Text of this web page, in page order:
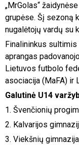
„MrGolas“
grupėse. Šį sezoną
nugalėtojų vardų su
Finalininkus sultimis
aprangas
Lietuvos futbolo
asociacija (MaFA) ir
Galutinė U14
1. Švenčionių
2. Kalvarijos
3. Viekšnių